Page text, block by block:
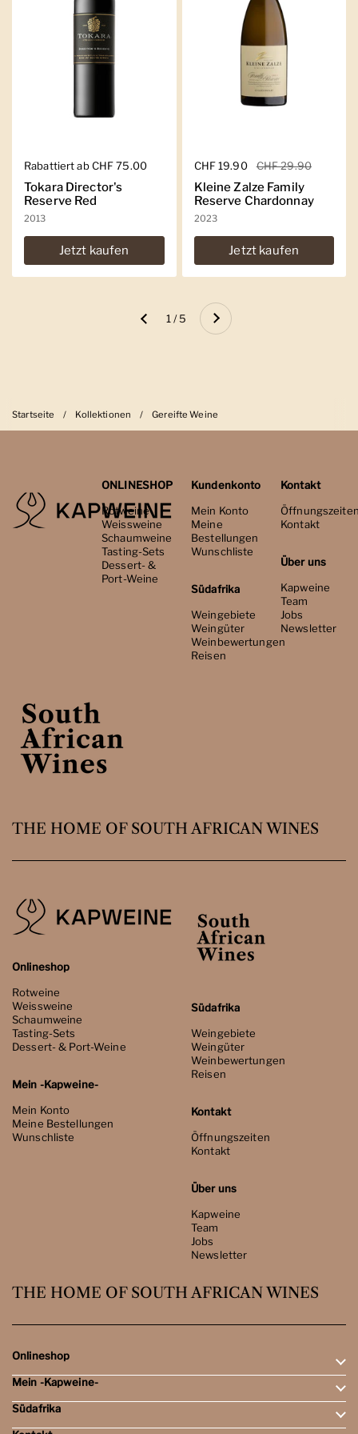
Regulärer Preis
Rabattiert ab CHF 75.00
Tokara Director's
Reserve Red
2013
Jetzt kaufen
Regulärer Preis
CHF 19.90 Sale-Preis
CHF 29.90
Kleine Zalze Family
Reserve Chardonnay
2023
Jetzt kaufen
Zurück 1 / 5 Weiter
Startseite / Kollektionen / Gereifte Weine
ONLINESHOP
Rotweine
Weissweine
Schaumweine
Tasting-Sets
Dessert- &
Port-Weine
Kundenkonto
Mein Konto
Meine
Bestellungen
Wunschliste
Südafrika
Weingebiete
Weingüter
Weinbewertungen
Reisen
Kontakt
Kontakt
Über uns
Kapweine
Team
Jobs
Newsletter
THE HOME OF SOUTH AFRICAN WINES
Onlineshop
Rotweine
Weissweine
Schaumweine
Tasting-Sets
Dessert- & Port-Weine
Mein -Kapweine-
Mein Konto
Meine Bestellungen
Wunschliste
Südafrika
Weingebiete
Weingüter
Weinbewertungen
Reisen
Kontakt
Öffnungszeiten
Kontakt
Über uns
Kapweine
Team
Jobs
Newsletter
THE HOME OF SOUTH AFRICAN WINES
Onlineshop
Rotweine
Weissweine
Schaumweine
Tasting-Sets
Mein -Kapweine-
Mein Konto
Meine Bestellungen
Südafrika